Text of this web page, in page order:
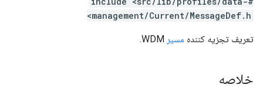
management/Current/MessageDef.h>
تعریف تجزیه کننده مسیر
خلاصه